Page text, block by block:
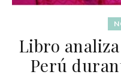
Libro
Perú